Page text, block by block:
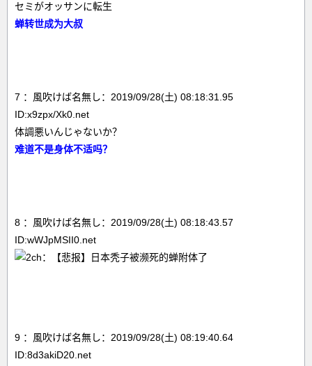
セミがオッサンに転生
蝉转世成为大叔
7 ：風吹けば名無し：2019/09/28(土) 08:18:31.95
ID:x9zpx/Xk0.net
体調悪いんじゃないか？
难道不是身体不适吗？
8 ：風吹けば名無し：2019/09/28(土) 08:18:43.57
ID:wWJpMSII0.net
9 ：風吹けば名無し：2019/09/28(土) 08:19:40.64
ID:8d3akiD20.net